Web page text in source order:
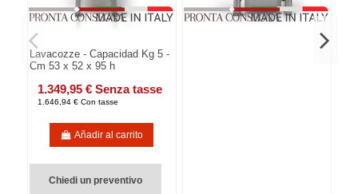
Lavacozze - Capacidad Kg 5 -
Cm 53 x 52 x 95 h
1.349,95 € Senza tasse
1.646,94 € Con tasse
Añadir al carrito
Chiedi un preventivo